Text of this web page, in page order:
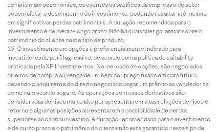
cenário macroeconômico, os eventos específicos da empresa e do setor
podem afetar o desempenho do investimento, podendo resultar até mesmo
em significativas perdas patrimoniais. A duração recomendada para o
investimento é de médio-longo prazo. Não há quaisquer garantias sobre o
patrimônio do cliente neste tipo de produto.
O investimento em opções é preferencialmente indicado para
investidores de perfil agressivo, de acordo com a política de suitability
praticada pela XP Investimentos. No mercado de opções, são negociados
direitos de compra ou venda de um bem por preço fixado em data futura,
devendo o adquirente do direito negociado pagar um prêmio ao vendedor tal
como num acordo seguro. As operações com esses derivativos são
consideradas de risco muito alto por apresentarem altas relações de risco e
retorno e algumas posições apresentarem a possibilidade de perdas
superiores ao capital investido. A duração recomendada para o investimento
é de curto prazo e o patrimônio do cliente não está garantido neste tipo de